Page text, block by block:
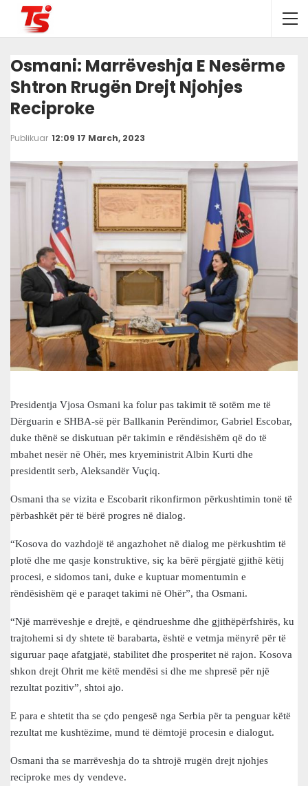
Osmani: Marrëveshja E Nesërme
Shtron Rrugën Drejt Njohjes
Reciproke
Publikuar 12:09 17 March, 2023
Presidentja Vjosa Osmani ka folur pas takimit të sotëm me të
Dërguarin e SHBA-së për Ballkanin Perëndimor, Gabriel Escobar,
duke thënë se diskutuan për takimin e rëndësishëm që do të
mbahet nesër në Ohër, mes kryeministrit Albin Kurti dhe
presidentit serb, Aleksandër Vuçiq.
Osmani tha se vizita e Escobarit rikonfirmon përkushtimin tonë të
përbashkët për të bërë progres në dialog.
“Kosova do vazhdojë të angazhohet në dialog me përkushtim të
plotë dhe me qasje konstruktive, siç ka bërë përgjatë gjithë këtij
procesi, e sidomos tani, duke e kuptuar momentumin e
rëndësishëm që e paraqet takimi në Ohër”, tha Osmani.
“Një marrëveshje e drejtë, e qëndrueshme dhe gjithëpërfshirës, ku
trajtohemi si dy shtete të barabarta, është e vetmja mënyrë për të
siguruar paqe afatgjatë, stabilitet dhe prosperitet në rajon. Kosova
shkon drejt Ohrit me këtë mendësi si dhe me shpresë për një
rezultat pozitiv”, shtoi ajo.
E para e shtetit tha se çdo pengesë nga Serbia për ta penguar këtë
rezultat me kushtëzime, mund të dëmtojë procesin e dialogut.
Osmani tha se marrëveshja do ta shtrojë rrugën drejt njohjes
reciproke mes dy vendeve.